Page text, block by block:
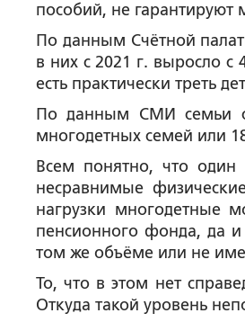
пособий, не
По данным Счётной
в них с 2021 г. выросло
есть практически треть
По данным СМИ семьи с
многодетных семей или
Всем понятно, что
несравнимые
нагрузки многодетные
пенсионного фонда, да и
том же объёме или не
То, что в этом нет
Откуда такой уровень